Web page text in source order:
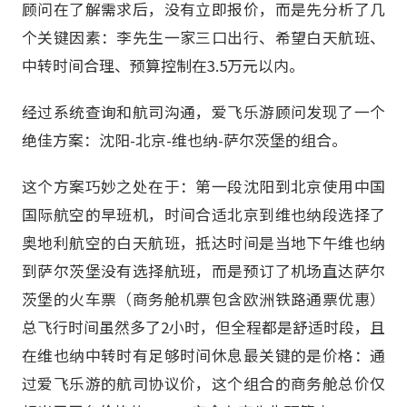
顾问在了解需求后，没有立即报价，而是先分析了几
个关键因素：李先生一家三口出行、希望白天航班、
中转时间合理、预算控制在3.5万元以内。
经过系统查询和航司沟通，爱飞乐游顾问发现了一个
绝佳方案：沈阳-北京-维也纳-萨尔茨堡的组合。
这个方案巧妙之处在于：第一段沈阳到北京使用中国
国际航空的早班机，时间合适北京到维也纳段选择了
奥地利航空的白天航班，抵达时间是当地下午维也纳
到萨尔茨堡没有选择航班，而是预订了机场直达萨尔
茨堡的火车票（商务舱机票包含欧洲铁路通票优惠）
总飞行时间虽然多了2小时，但全程都是舒适时段，且
在维也纳中转时有足够时间休息最关键的是价格：通
过爱飞乐游的航司协议价，这个组合的商务舱总价仅